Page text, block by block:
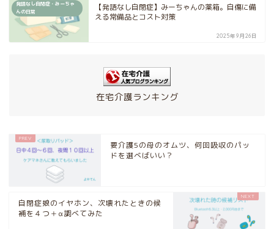
発語なし自閉症・みーちゃ
んの日常
【発語なし自閉症】みーちゃんの薬箱。自傷に備
える常備品とコスト対策
2025年9月26日
在宅介護ランキング
要介護5の母のオムツ、何回吸収のパッ
ドを選べばいい？
自閉症娘のイヤホン、次壊れたときの候
補を４つ＋α調べてみた